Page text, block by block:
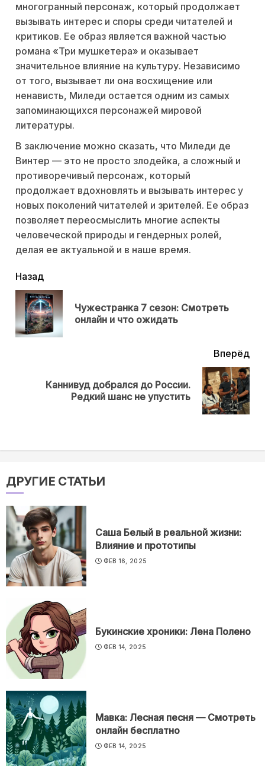
многогранный персонаж, который продолжает
вызывать интерес и споры среди читателей и
критиков. Ее образ является важной частью
романа «Три мушкетера» и оказывает
значительное влияние на культуру. Независимо
от того, вызывает ли она восхищение или
ненависть, Миледи остается одним из самых
запоминающихся персонажей мировой
литературы.
В заключение можно сказать, что Миледи де
Винтер — это не просто злодейка, а сложный и
противоречивый персонаж, который
продолжает вдохновлять и вызывать интерес у
новых поколений читателей и зрителей. Ее образ
позволяет переосмыслить многие аспекты
человеческой природы и гендерных ролей,
делая ее актуальной и в наше время.
читать
еще
Назад
Чужестранка 7 сезон: Смотреть
онлайн и что ожидать
Вперёд
Каннивуд добрался до России.
Редкий шанс не упустить
ДРУГИЕ СТАТЬИ
Саша Белый в реальной жизни:
Влияние и прототипы
ФЕВ 16, 2025
Букинские хроники: Лена Полено
ФЕВ 14, 2025
Мавка: Лесная песня — Смотреть
онлайн бесплатно
ФЕВ 14, 2025